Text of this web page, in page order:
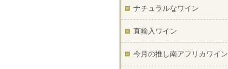
ナチュラルなワイン
直輸入ワイン
今月の推し南アフリカワイン